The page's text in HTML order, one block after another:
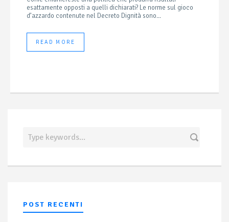
esattamente opposti a quelli dichiarati? Le norme sul gioco
d’azzardo contenute nel Decreto Dignità sono...
READ MORE
POST RECENTI